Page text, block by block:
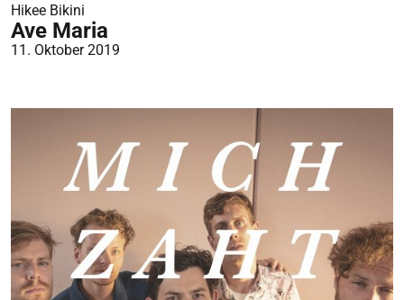
Hikee Bikini
Ave Maria
11. Oktober 2019